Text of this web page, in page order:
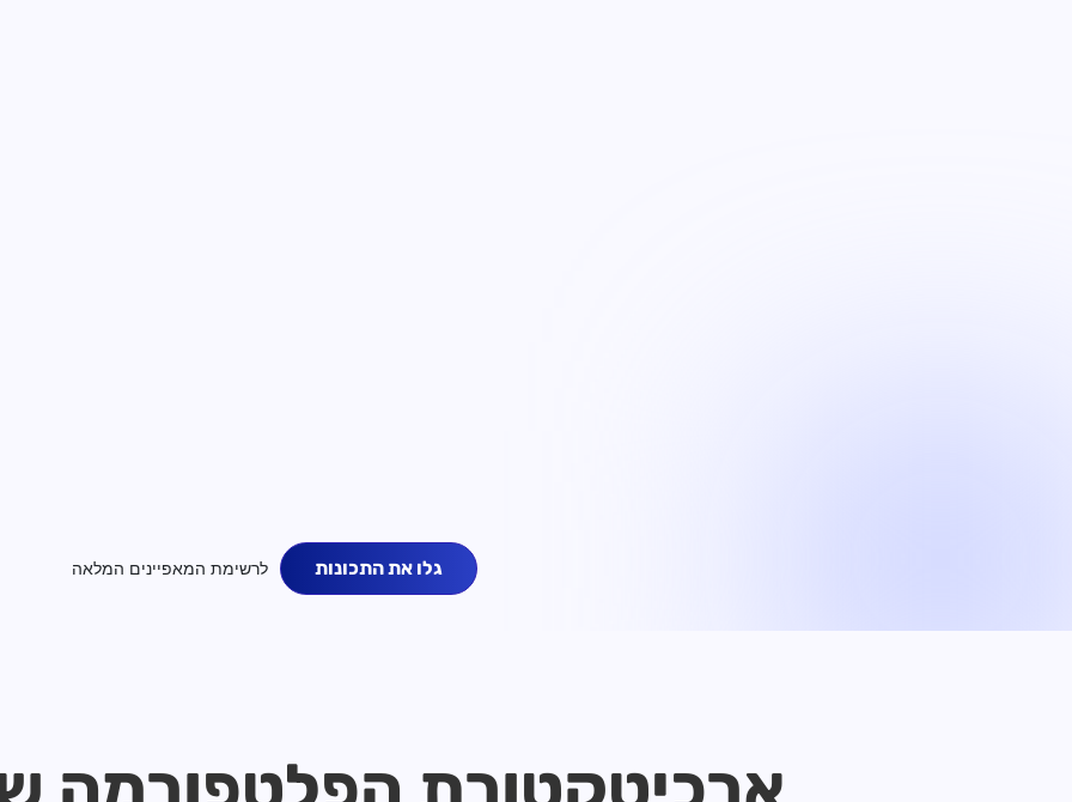
גלו את התכונות לרשימת המאפיינים המלאה